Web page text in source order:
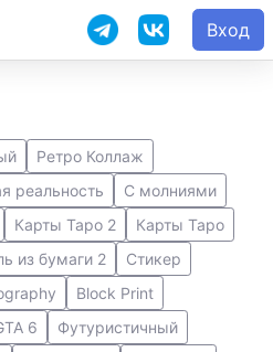
Вход
Ретро Коллаж
реальность
С молниями
Карты Таро 2
Карты Таро
из бумаги 2
Стикер
Block Print
6
Футуристичный